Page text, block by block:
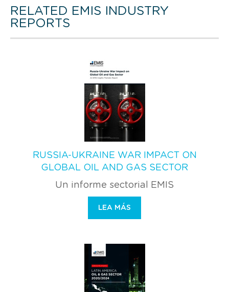
RELATED EMIS INDUSTRY
REPORTS
RUSSIA-UKRAINE WAR IMPACT ON
GLOBAL OIL AND GAS SECTOR
Un informe sectorial EMIS
LEA MÁS